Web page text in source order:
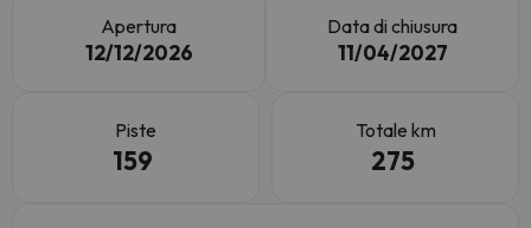
Apertura
12/12/2026
Data di chiusura
11/04/2027
Piste
159
Totale km
275